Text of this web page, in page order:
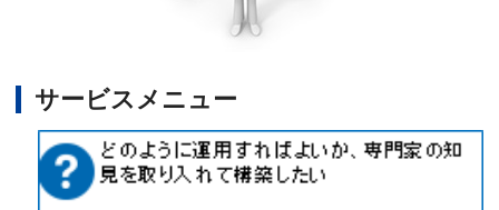
サービスメニュー